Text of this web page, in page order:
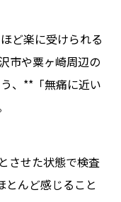
ど楽に受けられる
市や粟ヶ崎周辺の
、**「無痛に近い
させた状態で検査
とんど感じること